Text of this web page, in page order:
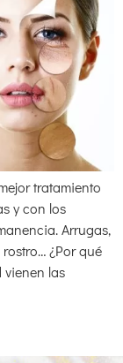
tratamiento
y con los
Arrugas,
¿Por qué
vienen las